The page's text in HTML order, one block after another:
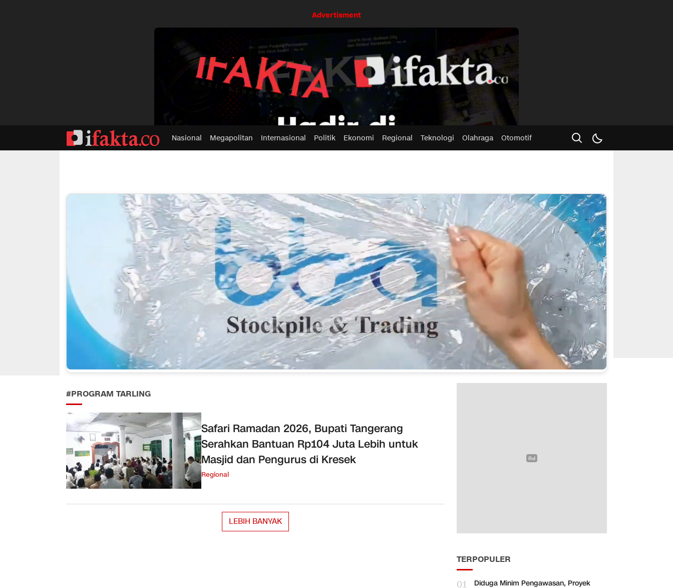
Advertisment
Nasional Megapolitan Internasional Politik Ekonomi Regional Teknologi Olahraga Otomotif
#PROGRAM TARLING
Safari Ramadan 2026, Bupati Tangerang
Serahkan Bantuan Rp104 Juta Lebih untuk
Masjid dan Pengurus di Kresek
Regional
LEBIH BANYAK
TERPOPULER
01
Diduga Minim Pengawasan, Proyek